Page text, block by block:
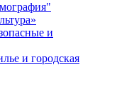
и
и городская